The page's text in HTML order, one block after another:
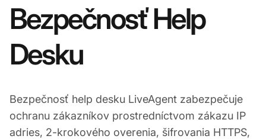
Bezpečnosť Help
Desku
Bezpečnosť help desku LiveAgent zabezpečuje
ochranu zákazníkov prostredníctvom zákazu IP
adries, 2-krokového overenia, šifrovania HTTPS,